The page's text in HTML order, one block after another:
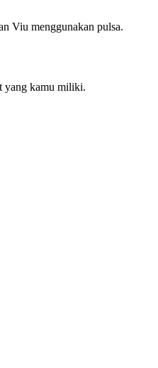
Viu menggunakan pulsa.
yang kamu miliki.